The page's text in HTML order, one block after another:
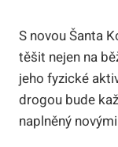
S novou Šanta
těšit nejen na
jeho fyzické
drogou bude⁤
naplněný